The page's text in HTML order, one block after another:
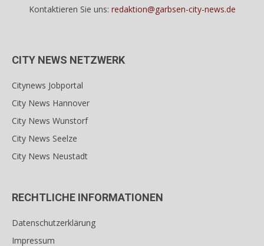
Kontaktieren Sie uns: redaktion@garbsen-city-news.de
CITY NEWS NETZWERK
Citynews Jobportal
City News Hannover
City News Wunstorf
City News Seelze
City News Neustadt
RECHTLICHE INFORMATIONEN
Datenschutzerklärung
Impressum